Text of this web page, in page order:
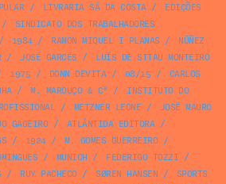
/ LIVRARIA SÁ DA COSTA/
EDIÇÕES
SINDICATO DOS TRABALHADORES
1984/ RAMON MIQUEL I PLANAS /
NÚÑEZ
/ JOSÉ GARCÊS /
LUÍS DE STTAU MONTEIRO
1975 / DONN DEVITA/ 08/15 /
CARLOS
/ M. MAROUÇO & Cª /
INSTITUTO DO
/ METZNER LEONE /
JOSÉ MAURO
GAGEIRO/ ATLÂNTIDA EDITORA/
/ 1924/ M. GOMES GUERREIRO/
/ MUNICH / FEDERIGO TOZZI /
/ RUY PACHECO/ SØREN HANSEN /
SPORTS